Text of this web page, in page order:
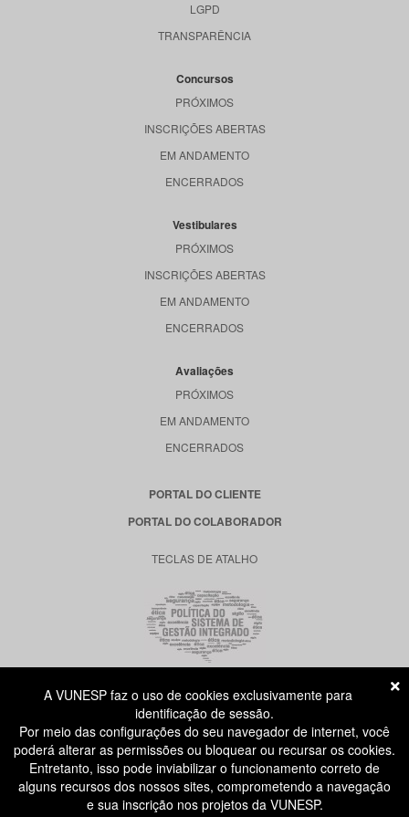
LGPD
TRANSPARÊNCIA
Concursos
PRÓXIMOS
INSCRIÇÕES ABERTAS
EM ANDAMENTO
ENCERRADOS
Vestibulares
PRÓXIMOS
INSCRIÇÕES ABERTAS
EM ANDAMENTO
ENCERRADOS
Avaliações
PRÓXIMOS
EM ANDAMENTO
ENCERRADOS
PORTAL DO CLIENTE
PORTAL DO COLABORADOR
TECLAS DE ATALHO
RUA DONA GERMAINE BURCHARD, 515
ÁGUA BRANCA - SÃO PAULO SP
CEP: 05002-062
ATENDIMENTO AO CANDIDATO
A VUNESP faz o uso de cookies exclusivamente para
identificação de sessão.
Por meio das configurações do seu navegador de internet, você
poderá alterar as permissões ou bloquear ou recursar os cookies.
Entretanto, isso pode inviabilizar o funcionamento correto de
alguns recursos dos nossos sites, comprometendo a navegação
e sua inscrição nos projetos da VUNESP.